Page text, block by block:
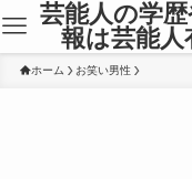
芸能人の学
報は芸能人
ホーム お笑い男性